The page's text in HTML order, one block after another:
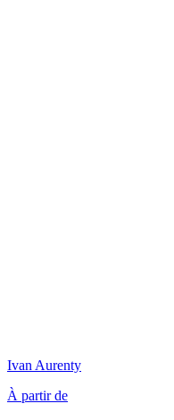
Ivan Aurenty
À partir de